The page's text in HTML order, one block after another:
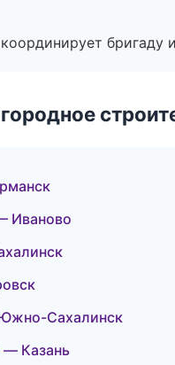
бригаду
Иваново
Сахалинск
— Казань